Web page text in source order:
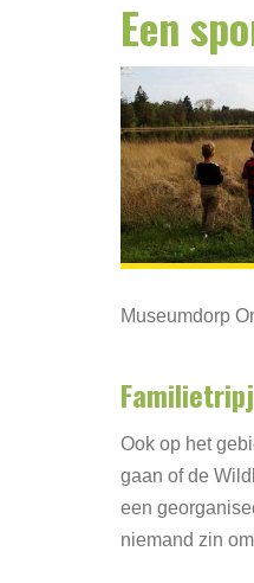
Een
Museumdorp
Ook op het
gaan of de
een
niemand zin